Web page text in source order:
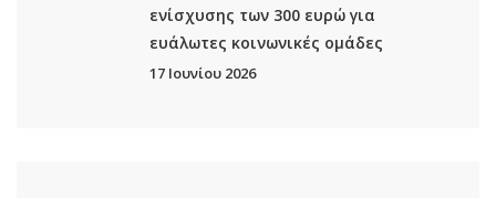
ενίσχυσης των 300 ευρώ για
ευάλωτες κοινωνικές ομάδες
17 Ιουνίου 2026